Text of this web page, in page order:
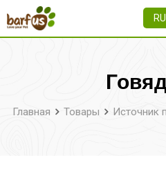
Перейти
RU
Главная Товары Источник